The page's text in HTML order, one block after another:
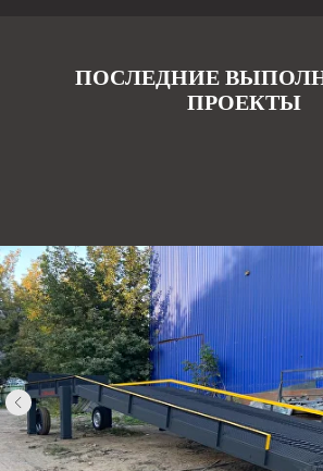
ПОСЛЕДНИЕ
ПРОЕКТЫ